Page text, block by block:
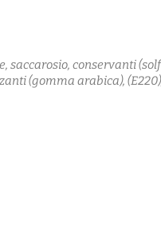
saccarosio, conservanti
(gomma arabica),